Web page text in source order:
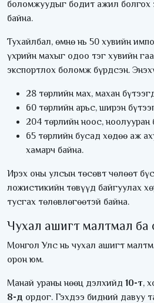
боломжуудыг бодит ажил болгох
байна.
Тухайлбал, өмнө нь 50 хувийн
үхрийн махыг одоо тэг хувийн
экспортлох боломж бүрдсэн.
28 төрлийн мах, махан
60 төрлийн арьс, ширэн
204 төрлийн ноос, ноолууран
65 төрлийн бусад хөдөө аж
хамарч байна.
Ирэх оны улсын төсөвт чөлөөт
ложистикийн төвүүд байгуулах
тусгах төлөвлөгөөтэй байна.
Чухал ашигт малтмал ба
Монгол Улс нь чухал ашигт
орон юм.
Манай ураны нөөц дэлхийд 10-т,
8-д ордог. Гэхдээ бидний давуу